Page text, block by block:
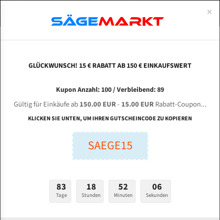
ZHEJIANG CHENLONG SAWING MACHINE CH -
360 HA für 4420 mm Bi-Metall Bandsägeblätter
Länge (mm):
Stärken + Zahnteilung:
mm
ABOUTS
ENGLISH
Bi-Metall Meterware
Fleischerei Bandsägeblätter
Bandmesser Glatt Meterware
Konvex Meterware
×
GLÜCKWUNSCH! 15 € RABATT AB 150 € EINKAUFSWERT
Kupon Anzahl: 100 / Verbleibend: 89
Gültig für Einkäufe ab150.00 EUR- 15.00 EURRabatt-Coupon...
KLICKEN SIE UNTEN, UM IHREN GUTSCHEINCODE ZU KOPIEREN
SAEGE15
83
Tage
18
Stunden
52
Minuten
05
Sekunden